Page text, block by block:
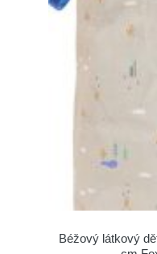
Béžový látkový